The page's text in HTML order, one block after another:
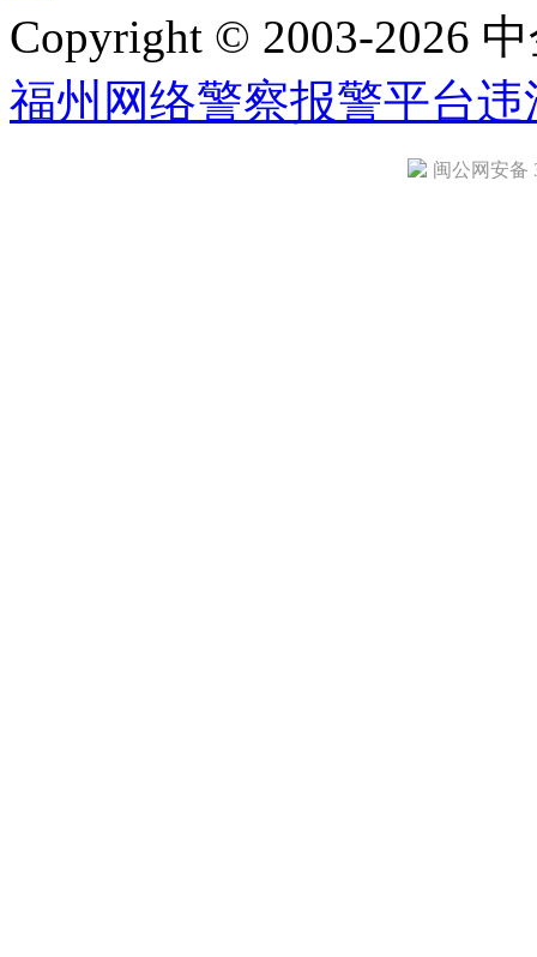
Copyright © 2003-2026
福州网络警察报警平台违
闽公网安备